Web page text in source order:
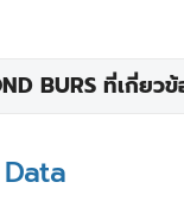
BURS ที่เกี่ยว